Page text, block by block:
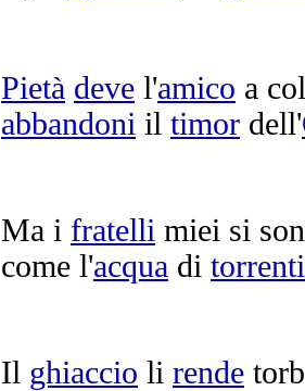
Pietà deve l'amico a
abbandoni il timor dell'
Ma i fratelli miei si
come l'acqua di torrenti
Il ghiaccio li rende